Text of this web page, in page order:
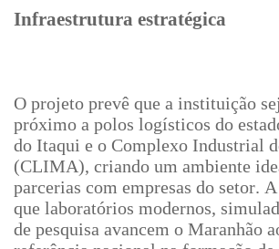
Infraestrutura estratégica
O projeto prevê que a instituição
próximo a polos logísticos do
do Itaqui e o Complexo Industrial
(CLIMA), criando um ambiente
parcerias com empresas do setor.
que laboratórios modernos,
de pesquisa avancem o Maranhão